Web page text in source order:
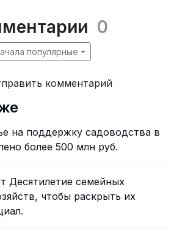
0
популярные
комментарий
на поддержку садоводства в
более 500 млн руб.
Десятилетие семейных
чтобы раскрыть их